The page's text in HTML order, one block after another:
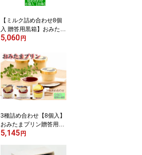
祝 洋菓子 茨城空港 】
【ミルク詰め合わせ8個
入 贈答用黒箱】おみたま
ミルクプリン4個＋おみ
平飼いたまご使用 なめら
か 濃厚高級プリン♪ テレ
ビでも紹介【ギフト 贈り
物 プレゼント お歳暮 お
中元 お取り寄せ お土産
内祝 お祝 洋菓子 茨城空
5,060 円
3種詰め合わせ【8個入】
おみたまプリン贈答用黒
箱 「カラメル3個＋ミ
級プリン♪ テレビでも紹
5,145 円